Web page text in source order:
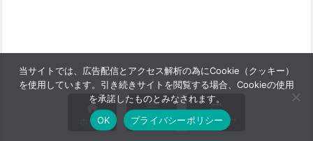

ホーム

メニュー

サイドバー
当サイトでは、広告配信とアクセス解析の為にCookie（クッキー）
を使用しています。引き続きサイトを閲覧する場合、Cookieの使用
を承諾したものとみなされます。
OK
プライバシーポリシー